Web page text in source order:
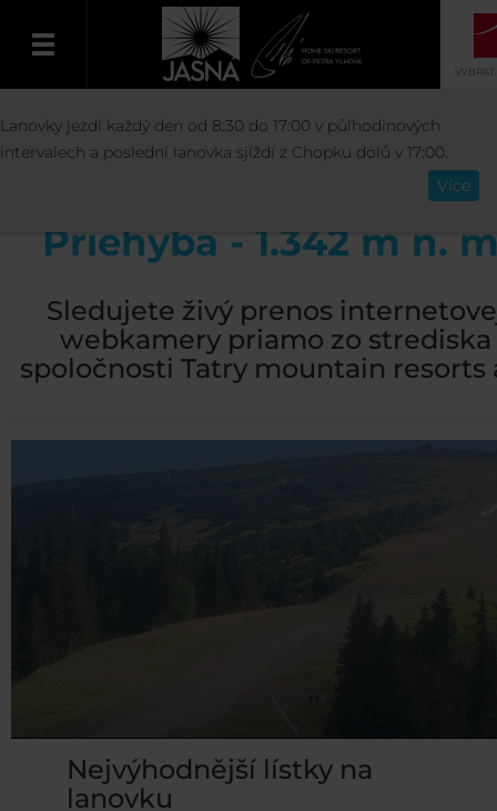
Čeština
VYBRAT
STŘEDISKO INFO O STŘEDISKU
PRIEHYBA - 1.342 M N. M.
Priehyba - 1.342 m n.
Sledujete živý prenos
webkamery priamo zo strediska
spoločnosti Tatry mountain resorts
Nejvýhodnější lístky na
lanovku
Lanovky jezdí každý den od 8:30 do 17:00 v půlhodinových
intervalech a poslední lanovka sjíždí z Chopku dolů v 17:00.
Více